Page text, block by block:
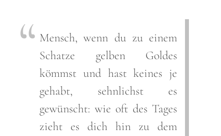
Mensch, wenn du zu einem
Schatze gelben Goldes
kömmst und hast keines je
gehabt, sehnlichst es
gewünscht: wie oft des Tages
zieht es dich hin zu dem